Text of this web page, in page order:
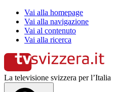
Vai alla homepage
Vai alla navigazione
Vai al contenuto
Vai alla ricerca
La televisione svizzera per l’Italia